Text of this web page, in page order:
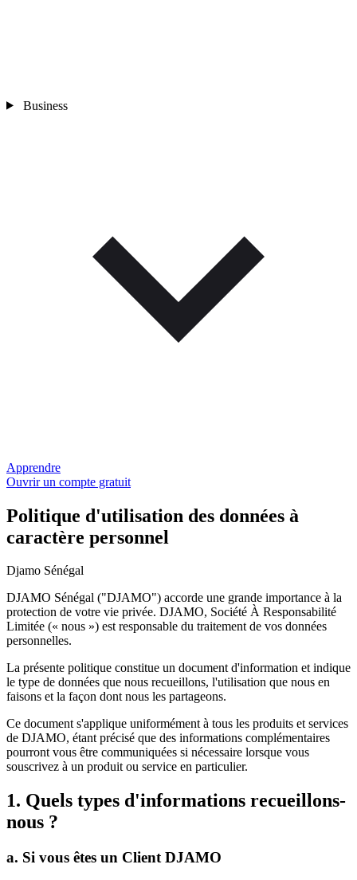
Business
Apprendre
Ouvrir un compte gratuit
Politique d'utilisation des données à
caractère personnel
Djamo Sénégal
DJAMO Sénégal ("DJAMO") accorde une grande importance à la
protection de votre vie privée. DJAMO, Société À Responsabilité
Limitée (« nous ») est responsable du traitement de vos données
personnelles.
La présente politique constitue un document d'information et indique
le type de données que nous recueillons, l'utilisation que nous en
faisons et la façon dont nous les partageons.
Ce document s'applique uniformément à tous les produits et services
de DJAMO, étant précisé que des informations complémentaires
pourront vous être communiquées si nécessaire lorsque vous
souscrivez à un produit ou service en particulier.
1. Quels types d'informations recueillons-
nous ?
a. Si vous êtes un Client DJAMO